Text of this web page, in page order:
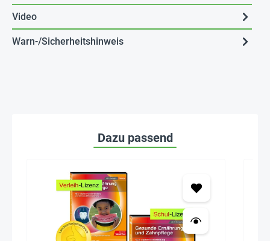
Video
Warn-/Sicherheitshinweis
Dazu passend